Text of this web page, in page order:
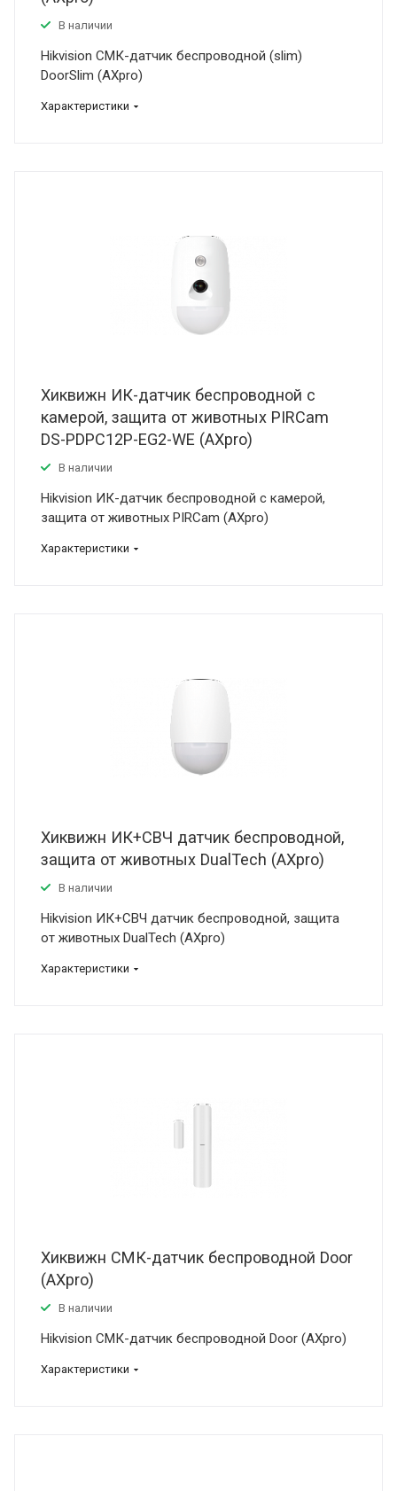
В наличии
Hikvision СМК-датчик беспроводной (slim)
DoorSlim (AXpro)
Характеристики
Хиквижн ИК-датчик беспроводной с
камерой, защита от животных PIRCam
DS-PDPC12P-EG2-WE (AXpro)
В наличии
Hikvision ИК-датчик беспроводной с камерой,
защита от животных PIRCam (AXpro)
Характеристики
Хиквижн ИК+СВЧ датчик беспроводной,
защита от животных DualTech (AXpro)
В наличии
Hikvision ИК+СВЧ датчик беспроводной, защита
от животных DualTech (AXpro)
Характеристики
Хиквижн СМК-датчик беспроводной Door
(AXpro)
В наличии
Hikvision СМК-датчик беспроводной Door (AXpro)
Характеристики